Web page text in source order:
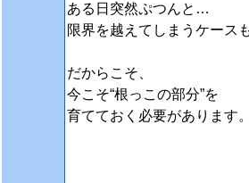
ある日突然ぷつんと…
限界を越えてしまうケースも
だからこそ、
今こそ“根っこの部分”を
育てておく必要があります。